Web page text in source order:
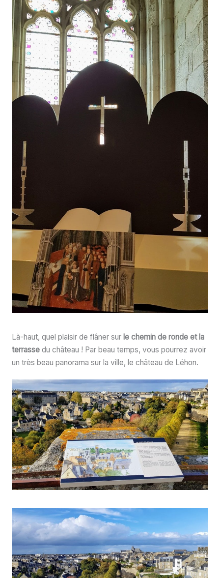
Là-haut, quel plaisir de flâner sur le chemin de ronde et la
terrassedu château ! Par beau temps, vous pourrez avoir
un très beau panorama sur la ville, le château de Léhon.